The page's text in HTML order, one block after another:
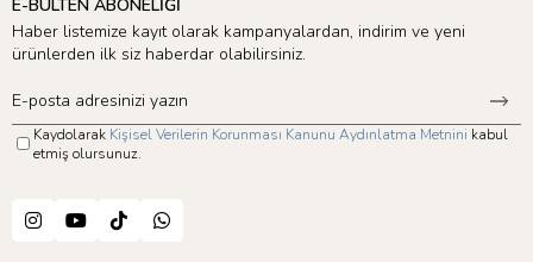
E-BÜLTEN ABONELİĞİ
Haber listemize kayıt olarak kampanyalardan, indirim ve yeni
ürünlerden ilk siz haberdar olabilirsiniz.
Kaydolarak Kişisel Verilerin Korunması Kanunu Aydınlatma Metnini kabul
etmiş olursunuz.